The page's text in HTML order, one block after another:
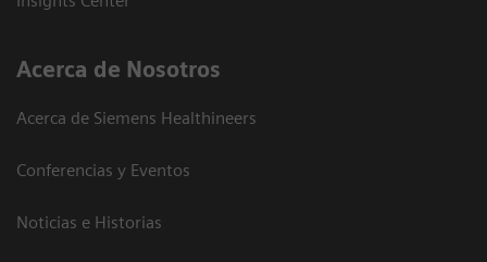
Acerca de Nosotros
Acerca de Siemens Healthineers
Conferencias y Eventos
Noticias e Historias